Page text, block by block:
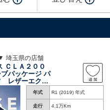
埼玉県の店舗
ＣＬＡ２００
パッケージ パ
レザーエクス
ーション／レ
シート ３６
ディスプレ
年式 R1 (2019) 年式
走行 4.1万Km